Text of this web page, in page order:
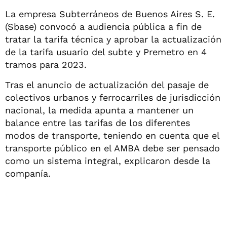
La empresa Subterráneos de Buenos Aires S. E.
(Sbase) convocó a audiencia pública a fin de
tratar la tarifa técnica y aprobar la actualización
de la tarifa usuario del subte y Premetro en 4
tramos para 2023.
Tras el anuncio de actualización del pasaje de
colectivos urbanos y ferrocarriles de jurisdicción
nacional, la medida apunta a mantener un
balance entre las tarifas de los diferentes
modos de transporte, teniendo en cuenta que el
transporte público en el AMBA debe ser pensado
como un sistema integral, explicaron desde la
companía.